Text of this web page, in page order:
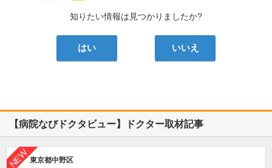
知りたい情報は見つかりましたか?
はい いいえ
【病院なびドクタビュー】ドクター取材記事
東京都中野区